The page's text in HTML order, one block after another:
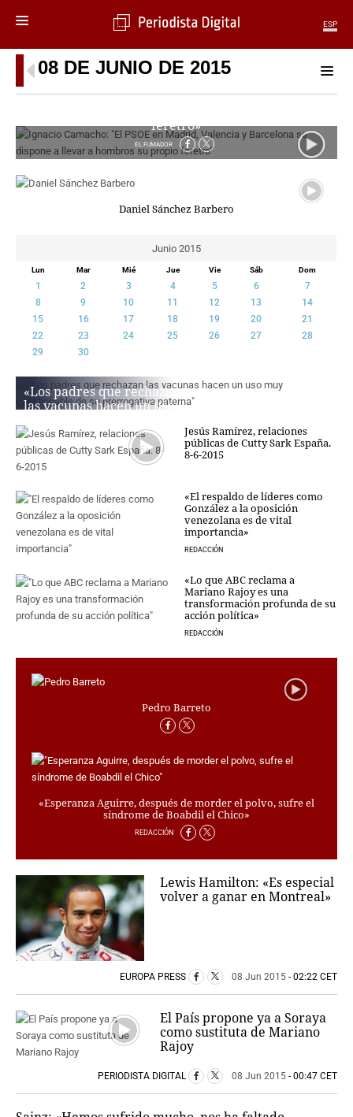
ESP
MENÚ
SECCIONES
MUNDO
PERIODISMO
ECONOMÍA
MAGAZINE
OTRAS WEBS
CRIMEN Y CASTIGO
MOTOR
TRAVELLERS
EXPERTOS
SALUD
ESCAPARATE
24X7
LA RETAGUARDIA
AUTORES
ENLACES
MEDIOS
MÁS SERVICIOS
EDICIONES
08 DE JUNIO DE 2015
Ignacio Camacho: «El PSOE en Madrid, Valencia y
féretro»
EL FUMADOR
Daniel Sánchez Barbero
Junio 2015
Lun Mar Mié Jue Vie Sáb Dom
1 2 3 4 5 6
7
8
9 10 11 12 13
14
15
16 17 18 19 20
21
22
23 24 25 26 27
28
29
30
«Los padres que rechazan
las vacunas hacen un uso
prerrogativa paterna»
REDACCIÓN
Jesús Ramírez, relaciones
públicas de Cutty Sark España.
8-6-2015
«El respaldo de líderes como
González a la oposición
venezolana es de vital
importancia»
REDACCIÓN
«Lo que ABC reclama a
Mariano Rajoy es una
transformación profunda de su
acción política»
REDACCIÓN
Pedro Barreto
«Esperanza Aguirre, después de morder el polvo, sufre el
síndrome de Boabdil el Chico»
REDACCIÓN
Lewis Hamilton: «Es especial
volver a ganar en Montreal»
EUROPA PRESS 08 Jun 2015 - 02:22 CET
El País propone ya a Soraya
como sustituta de Mariano
Rajoy
PERIODISTA DIGITAL 08 Jun 2015 - 00:47 CET